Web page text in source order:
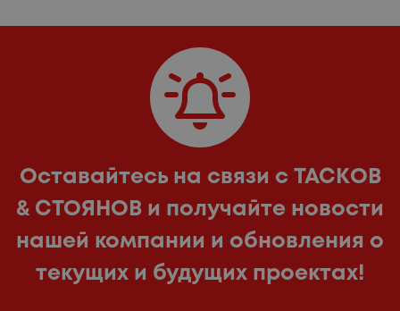
Оставайтесь на связи с ТАСКОВ
& СТОЯНОВ и получайте новости
нашей компании и обновления о
текущих и будущих проектах!